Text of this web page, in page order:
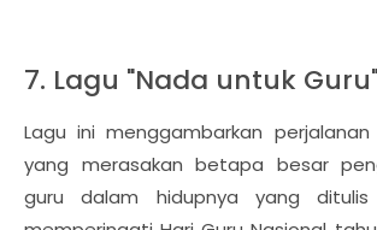
7. Lagu "Nada untuk
Lagu ini menggambarkan
yang merasakan betapa besar
guru dalam hidupnya yang